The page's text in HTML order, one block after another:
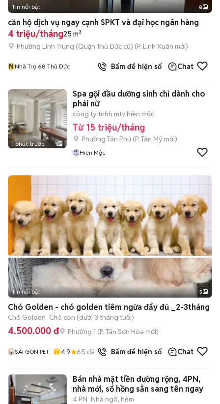
+2
Tin nổi bật 8
căn hộ dịch vụ ngay cạnh SPKT và đại học ngân hàng
4 triệu/tháng25 m²
Phường Linh Trung (Quận Thủ Đức cũ) (P. Linh Xuân mới)
NNhà Trọ 68 Thủ Đức Bấm để hiện số Chat
1 phút trước 1
Spa gội đầu dưỡng sinh chỉ dành cho
phái nữ
công ty tnhh mtv hiên mộc
Từ 15 triệu/tháng
Phường Tân Phú (P. Tân Mỹ mới)
Hiên Mộc
Tin nổi bật 5
Chó Golden - chó golden tiêm ngừa đẩy đủ _2-3tháng
Chó Golden Chó con (dưới 3 tháng tuổi)
4.500.000 đ Phường 1 (P. Tân Sơn Hòa mới)
SÀI GÒN PET 4.9 65 đã bán Bấm để hiện số Chat
Bán nhà mặt tiền đường rộng, 4PN,
nhà mới, sổ hồng sẵn sang tên ngay
4 PN Nhà ngõ, hẻm